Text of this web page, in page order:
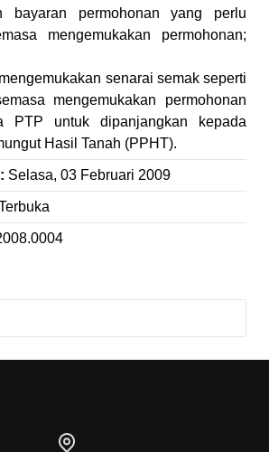
bayaran permohonan yang perlu
mengemukakan permohonan;
senarai semak seperti
mengemukakan permohonan
PTP untuk dipanjangkan kepada
Hasil Tanah (PPHT).
Selasa, 03 Februari 2009